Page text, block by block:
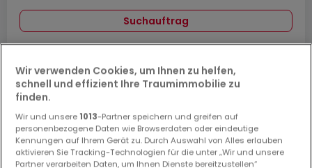
Suchauftrag
Häuser in Kenn (DE) - Suche mit einer
Zimmerangabe
1 Schlafzimmer
2 Schlafzimmer
Wir verwenden Cookies, um Ihnen zu helfen,
schnell und effizient Ihre Traumimmobilie zu
finden.
Wir und unsere 1013-Partner speichern und greifen auf
personenbezogene Daten wie Browserdaten oder eindeutige
Kennungen auf Ihrem Gerät zu. Durch Auswahl von Alles erlauben
aktivieren Sie Tracking-Technologien für die unter „Wir und unsere
Partner verarbeiten Daten, um Ihnen Dienste bereitzustellen“